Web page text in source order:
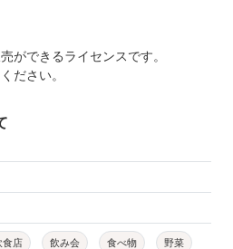
ができるライセンスです。
ださい。
食店 飲み会 食べ物 野菜